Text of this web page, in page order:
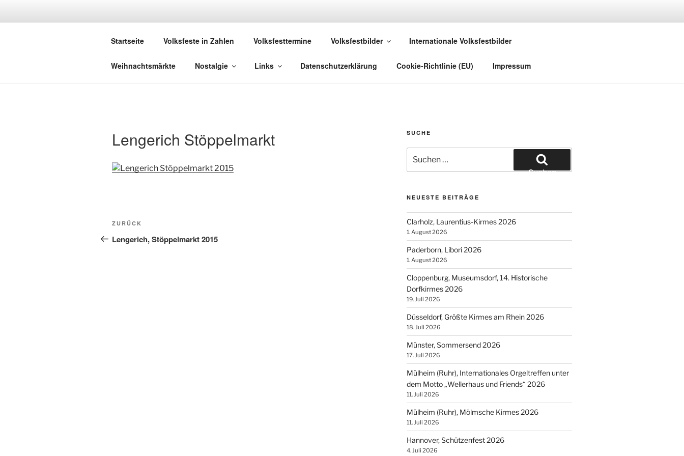
DEUTSCHE VOLKSFESTE
Startseite Volksfeste in Zahlen Volksfesttermine Volksfestbilder Internationale Volksfestbilder
Weihnachtsmärkte Nostalgie Links Datenschutzerklärung Cookie-Richtlinie (EU) Impressum
Lengerich Stöppelmarkt
Beitragsnavigation
Vorheriger
Beitrag
ZURÜCK
Lengerich, Stöppelmarkt 2015
SUCHE
nach:
Suchen
NEUESTE BEITRÄGE
Clarholz, Laurentius-Kirmes 2026
1. August 2026
Paderborn, Libori 2026
1. August 2026
Cloppenburg, Museumsdorf, 14. Historische
Dorfkirmes 2026
19. Juli 2026
Düsseldorf, Größte Kirmes am Rhein 2026
18. Juli 2026
Münster, Sommersend 2026
17. Juli 2026
Mülheim (Ruhr), Internationales Orgeltreffen unter
dem Motto „Wellerhaus und Friends“ 2026
11. Juli 2026
Mülheim (Ruhr), Mölmsche Kirmes 2026
11. Juli 2026
Hannover, Schützenfest 2026
4. Juli 2026